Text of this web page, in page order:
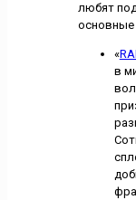
любят
основные
«
в